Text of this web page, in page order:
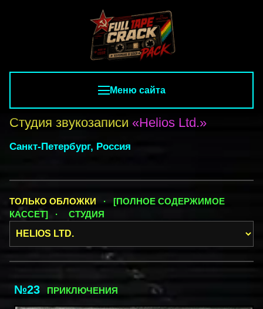
Меню сайта
Студия звукозаписи «Helios Ltd.»
Санкт-Петербург, Россия
ТОЛЬКО ОБЛОЖКИ · [ПОЛНОЕ СОДЕРЖИМОЕ
КАССЕТ] ·
СТУДИЯ
№23 ПРИКЛЮЧЕНИЯ